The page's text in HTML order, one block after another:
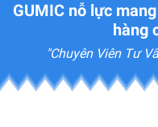
GUMIC nỗ lực
hàng
"Chuyên Viên Tư